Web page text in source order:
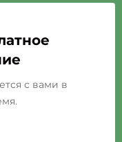
с вами в